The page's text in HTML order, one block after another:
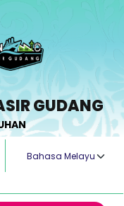
GUDANG
Select your